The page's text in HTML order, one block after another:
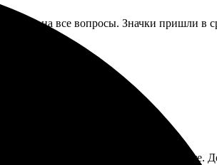
на все вопросы. Значки пришли в
чёткие изделия, качество на высоте.